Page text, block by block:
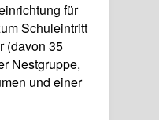
für
Schuleintritt
(davon 35
Nestgruppe,
und einer